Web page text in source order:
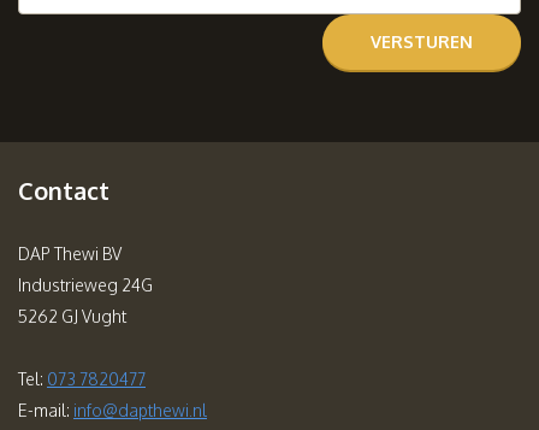
Contact
DAP Thewi BV
Industrieweg 24G
5262 GJ Vught
Tel: 073 7820477
E-mail: info@dapthewi.nl